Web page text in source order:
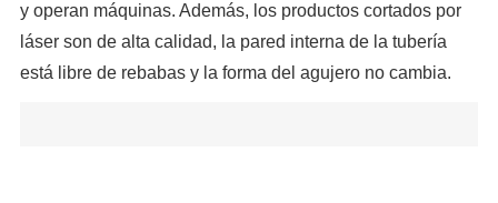
y operan máquinas. Además, los productos cortados por
láser son de alta calidad, la pared interna de la tubería
está libre de rebabas y la forma del agujero no cambia.